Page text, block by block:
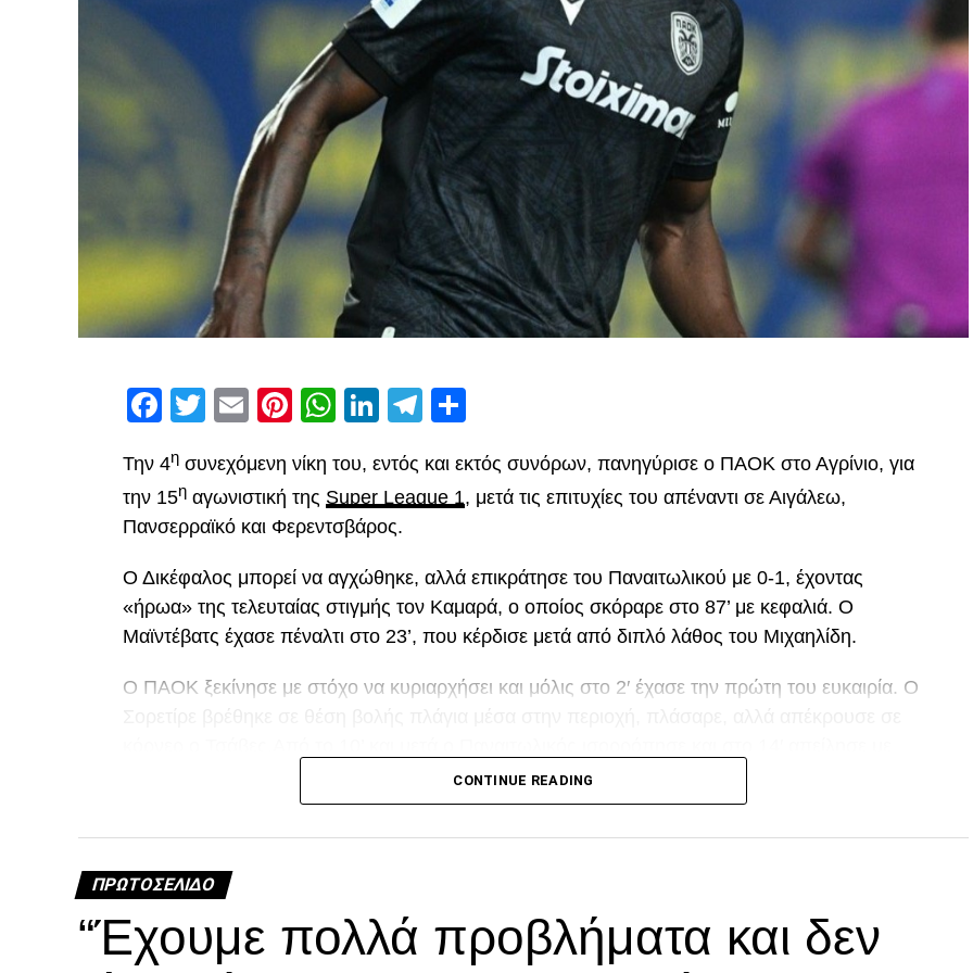
Facebook
Twitter
EmailPinterest
WhatsApp
LinkedIn
Telegram
Την 4η συνεχόμενη νίκη του, εντός και εκτός συνόρων, πανηγύρισε ο ΠΑΟΚ στο Αγρίνιο, για
την 15η αγωνιστική της Super League 1, μετά τις επιτυχίες του απέναντι σε Αιγάλεω,
Πανσερραϊκό και Φερεντσβάρος.
Ο Δικέφαλος μπορεί να αγχώθηκε, αλλά επικράτησε του Παναιτωλικού με 0-1, έχοντας
«ήρωα» της τελευταίας στιγμής τον Καμαρά, ο οποίος σκόραρε στο 87’ με κεφαλιά. Ο
Μαϊντέβατς έχασε πέναλτι στο 23’, που κέρδισε μετά από διπλό λάθος του Μιχαηλίδη.
Ο ΠΑΟΚ ξεκίνησε με στόχο να κυριαρχήσει και μόλις στο 2′ έχασε την πρώτη του ευκαιρία. Ο
«κεραυνό» του Λαχούντ έξω από την περιοχή, που πέρασε δίπλα από το κάθετο δοκάρι!
CONTINUE READING
ΠΡΩΤΟΣΈΛΙΔΟ
“Έχουμε πολλά προβλήματα και δεν